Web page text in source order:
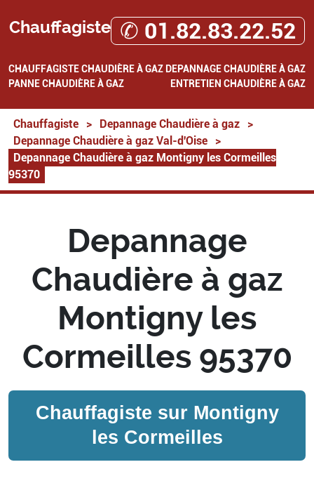
Chauffagiste ✆ 01.82.83.22.52
CHAUFFAGISTECHAUDIÈRE À GAZ DEPANNAGE CHAUDIÈRE À GAZ
PANNE CHAUDIÈRE À GAZ
ENTRETIEN CHAUDIÈRE À GAZ
Chauffagiste > Depannage Chaudière à gaz
>
Depannage Chaudière à gaz Val-d'Oise
>
Depannage Chaudière à gaz Montigny les Cormeilles
95370
Depannage
Chaudière à gaz
Montigny les
Cormeilles 95370
Chauffagiste sur Montigny
les Cormeilles